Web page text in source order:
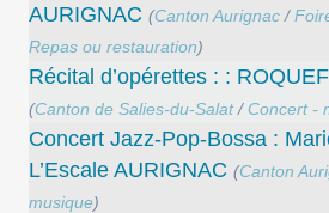
AURIGNAC (Canton Aurignac /
Repas ou restauration)
Récital d’opérettes : :
(Canton de Salies-du-Salat/ Concert -
Concert Jazz-Pop-Bossa :
L’Escale AURIGNAC (Canton
musique)